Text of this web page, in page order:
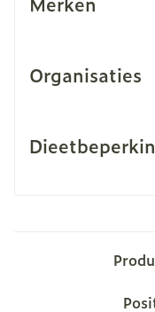
Organisaties